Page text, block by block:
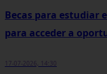
Becas para estudiar
para acceder a
17-07-2026, 14:30